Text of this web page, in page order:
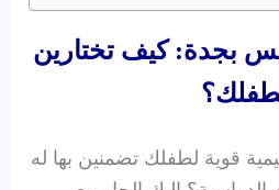
بجدة: كيف تختارين
قوية لطفلك تضمنين بها له